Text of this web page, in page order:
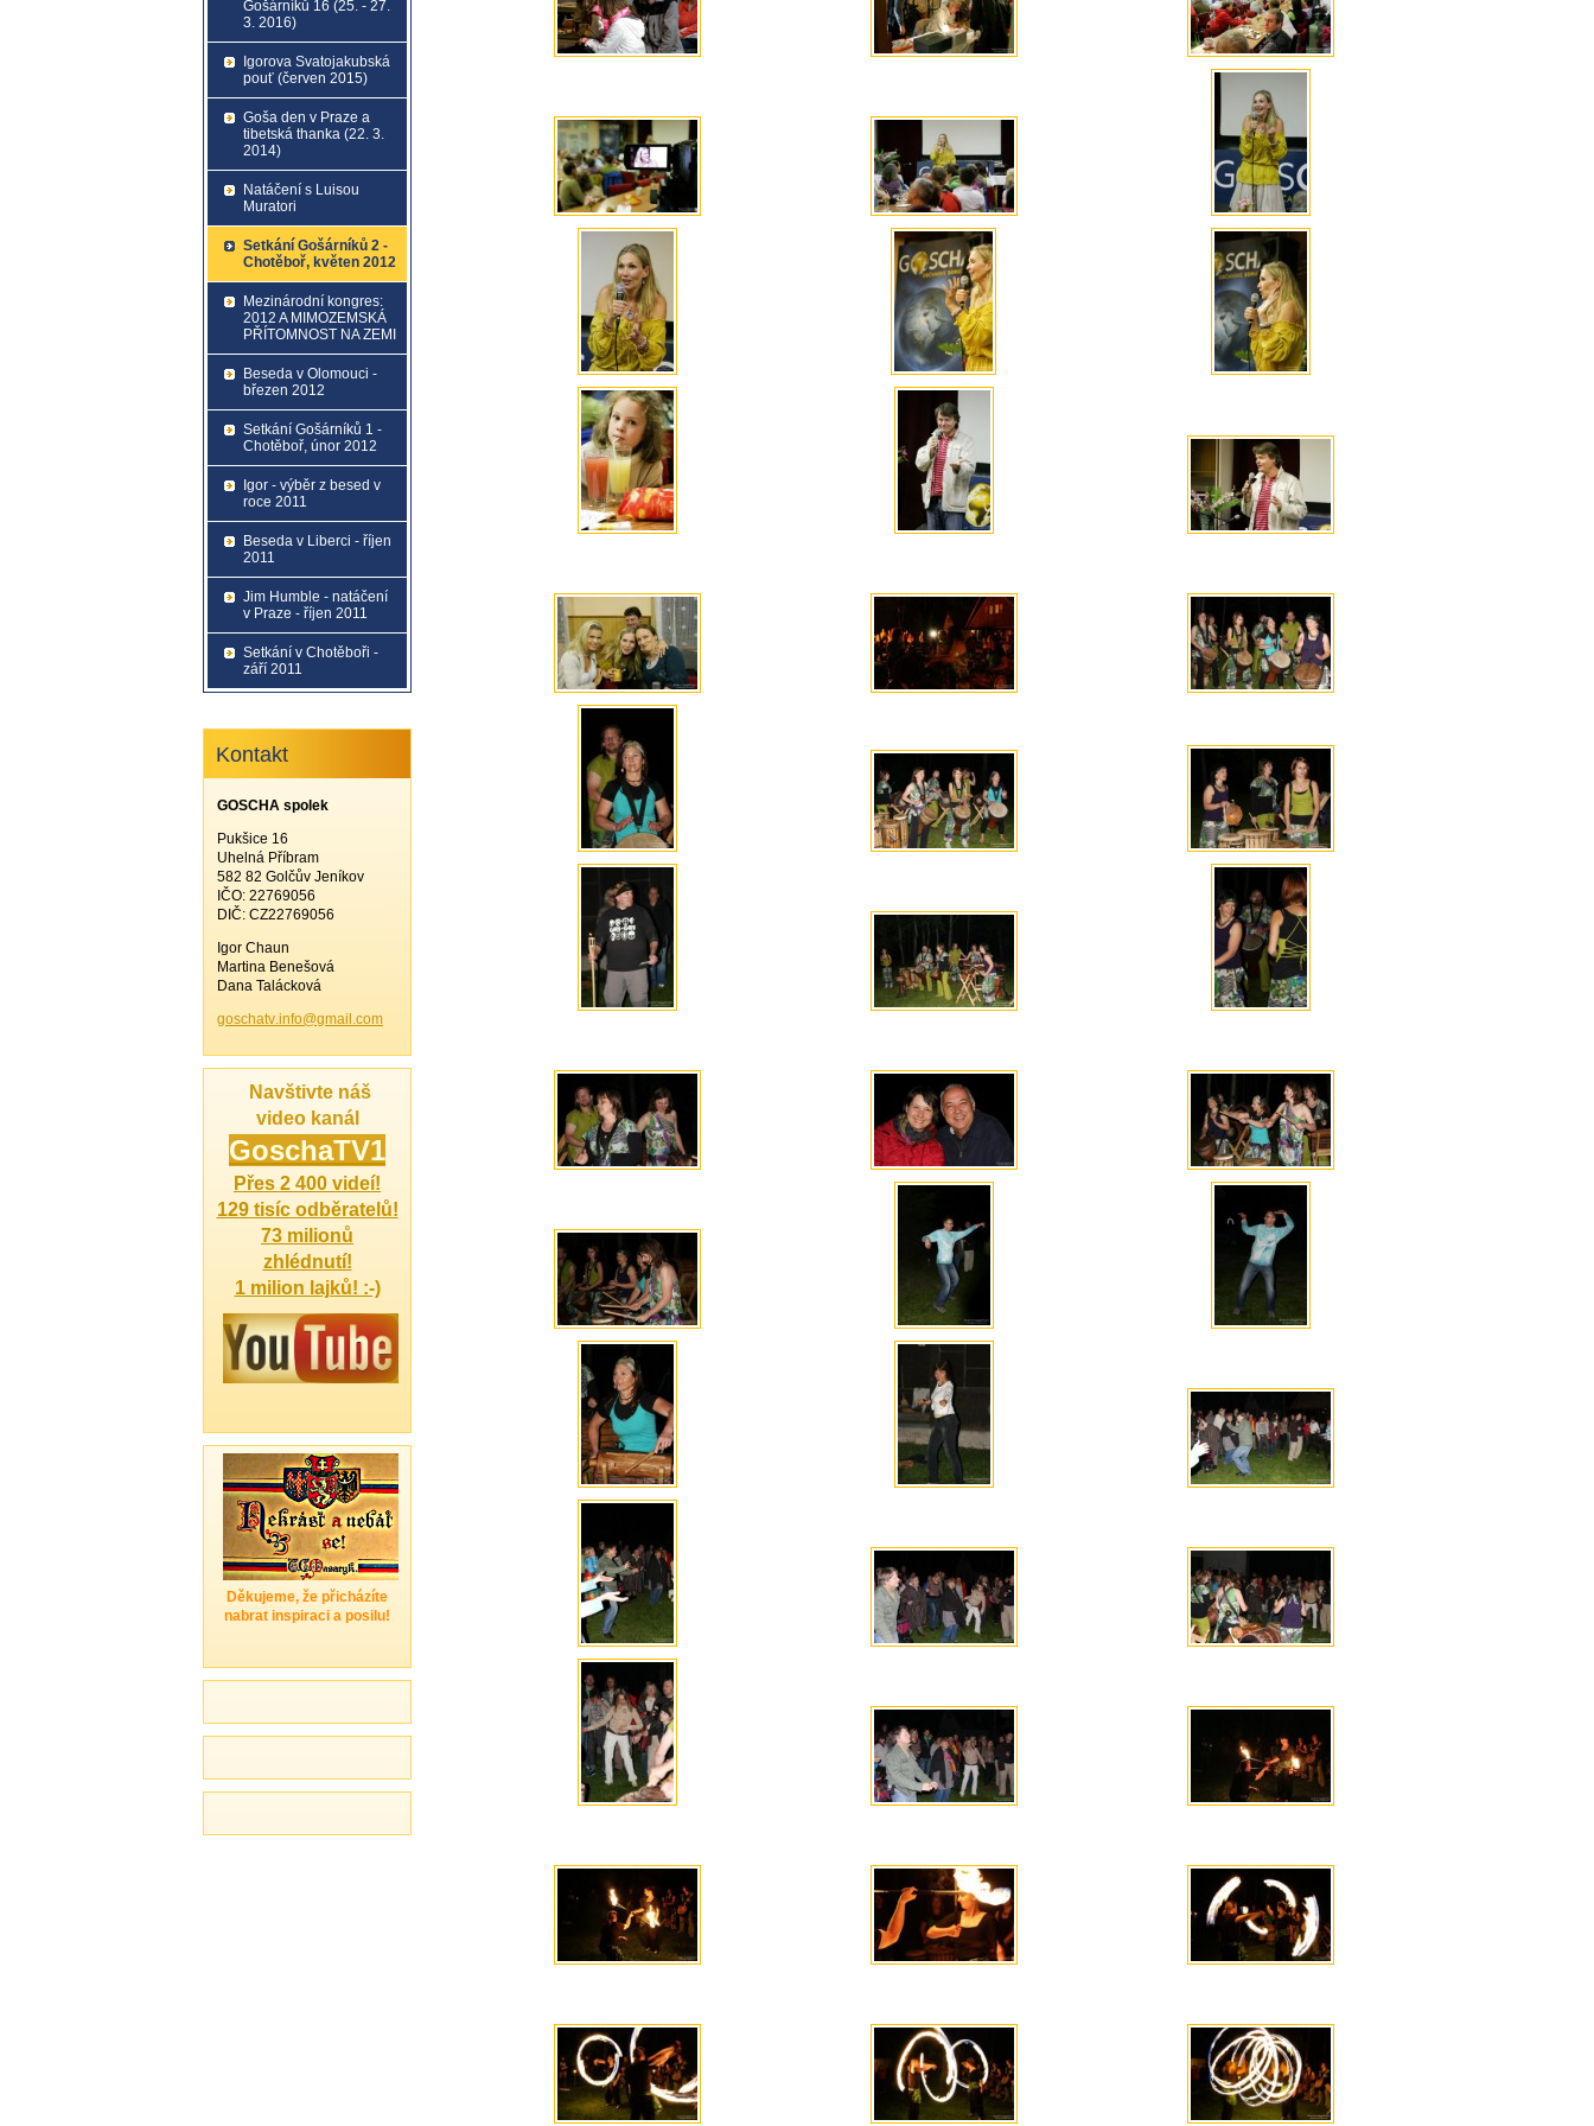
Gošárníků 16 (25. - 27.
3. 2016)
Igorova Svatojakubská
pouť (červen 2015)
Goša den v Praze a
tibetská thanka (22. 3.
2014)
Natáčení s Luisou
Muratori
Setkání Gošárníků 2 -
Chotěboř, květen 2012
Mezinárodní kongres:
2012 A MIMOZEMSKÁ
PŘÍTOMNOST NA ZEMI
Beseda v Olomouci -
březen 2012
Setkání Gošárníků 1 -
Chotěboř, únor 2012
Igor - výběr z besed v
roce 2011
Beseda v Liberci - říjen
2011
Jim Humble - natáčení
v Praze - říjen 2011
Setkání v Chotěboři -
září 2011
Kontakt
GOSCHA spolek
Pukšice 16
Uhelná Příbram
582 82 Golčův Jeníkov
IČO: 22769056
DIČ: CZ22769056
Igor Chaun
Martina Benešová
Dana Talácková
goschatv.info@gmail.com
Navštivte náš
video kanál
GoschaTV1
Přes 2 400 videí!
129 tisíc odběratelů!
73 milionů
zhlédnutí!
1 milion lajků! :-)
Děkujeme, že přicházíte
nabrat inspiraci a posilu!